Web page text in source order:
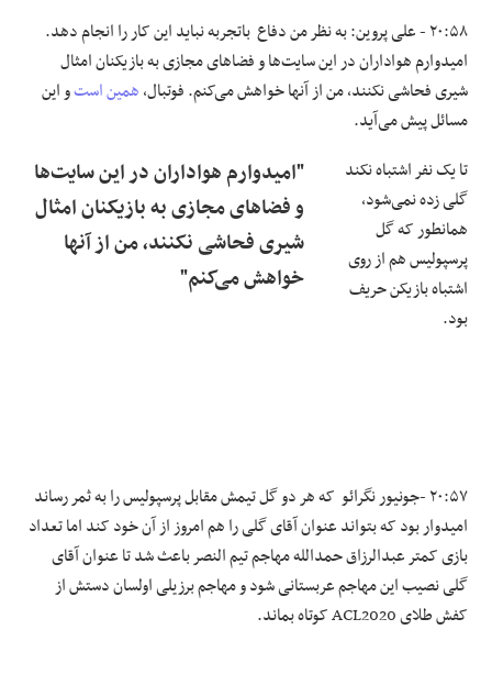
۲۰:۵۸ - علی پروین: به نظر من دفاع باتجربه نباید این کار را انجام دهد.
امیدوارم هواداران در این سایت‌ها و فضاهای مجازی به بازیکنان امثال
شیری فحاشی نکنند، من از آنها خواهش می‌کنم. فوتبال،همین استو این
مسائل پیش می‌آید.
"امیدوارم هواداران در این سایت‌ها
و فضاهای مجازی به بازیکنان امثال
شیری فحاشی نکنند، من از آنها
خواهش می‌کنم"
تا یک نفر اشتباه نکند
گلی زده نمی‌شود،
همانطور که گل
پرسپولیس هم از روی
اشتباه بازیکن حریف
بود.
۲۰:۵۷ -جونیور نگرائو که هر دو گل تیمش مقابل پرسپولیس را به ثمر رساند
امیدوار بود که بتواند عنوان آقای گلی را هم امروز از آن خود کند اما تعداد
بازی کمتر عبدالرزاق حمدالله مهاجم تیم النصر باعث شد تا عنوان آقای
گلی نصیب این مهاجم عربستانی شود و مهاجم برزیلی اولسان دستش از
کفش طلای ACL2020 کوتاه بماند.